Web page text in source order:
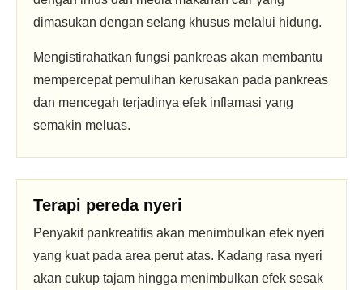
dimasukan dengan selang khusus melalui hidung.
Mengistirahatkan fungsi pankreas akan membantu
mempercepat pemulihan kerusakan pada pankreas
dan mencegah terjadinya efek inflamasi yang
semakin meluas.
Terapi pereda nyeri
Penyakit pankreatitis akan menimbulkan efek nyeri
yang kuat pada area perut atas. Kadang rasa nyeri
akan cukup tajam hingga menimbulkan efek sesak